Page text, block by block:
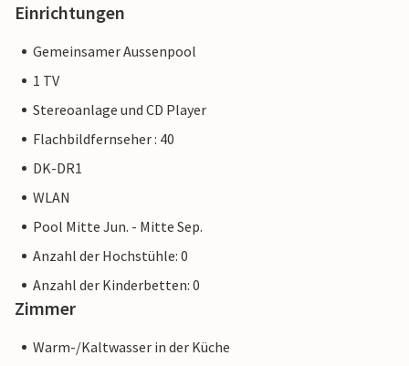
Einrichtungen
Gemeinsamer Aussenpool
1 TV
Stereoanlage und CD Player
Flachbildfernseher : 40
DK-DR1
WLAN
Pool Mitte Jun. - Mitte Sep.
Anzahl der Hochstühle: 0
Anzahl der Kinderbetten: 0
Zimmer
Warm-/Kaltwasser in der Küche